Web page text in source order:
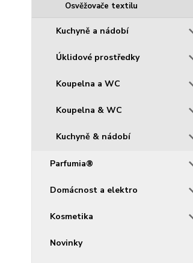
Osvěžovače textilu
Kuchyně a nádobí
Úklidové prostředky
Koupelna a WC
Koupelna & WC
Kuchyně & nádobí
Parfumia®
Domácnost a elektro
Kosmetika
Novinky